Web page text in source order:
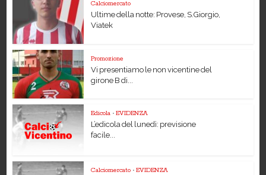
Calciomercato
Ultime della notte: Provese, S.Giorgio,
Viatek
Promozione
Vi presentiamo le non vicentine del
girone B di...
Edicola • EVIDENZA
L’edicola del lunedì: previsione
facile...
Calciomercato • EVIDENZA